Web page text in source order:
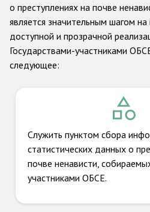
о преступлениях на почве
является значительным шагом
доступной и прозрачной
Государствами-участниками
следующее:
Служить пунктом сбора
статистических данных о
почве ненависти,
участниками ОБСЕ.